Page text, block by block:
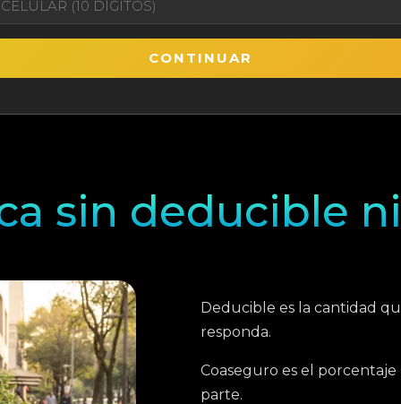
CONTINUAR
sin deducible
Deducible es la cantidad
responda.
Coaseguro es el
parte.